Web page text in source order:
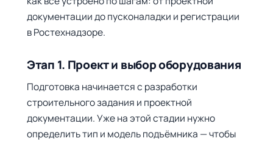
документации до пусконаладки и регистрации
в Ростехнадзоре.
Этап 1. Проект и выбор оборудования
Подготовка начинается с разработки
строительного задания и проектной
документации. Уже на этой стадии нужно
определить тип и модель подъёмника — чтобы